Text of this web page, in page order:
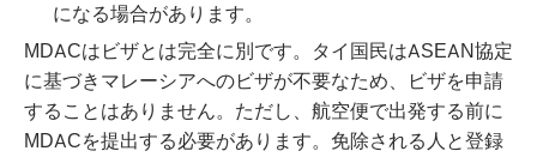
になる場合があります。
MDACはビザとは完全に別です。タイ国民はASEAN協定
に基づきマレーシアへのビザが不要なため、ビザを申請
することはありません。ただし、航空便で出発する前に
MDACを提出する必要があります。免除される人と登録